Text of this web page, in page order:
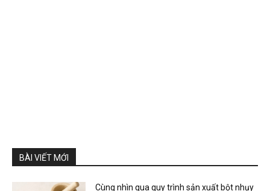
BÀI VIẾT MỚI
Cùng nhìn qua quy trình sản xuất bột nhụy